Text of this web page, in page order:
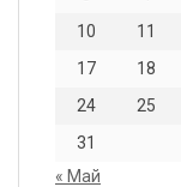
10
11
17
18
24
25
31
« Май